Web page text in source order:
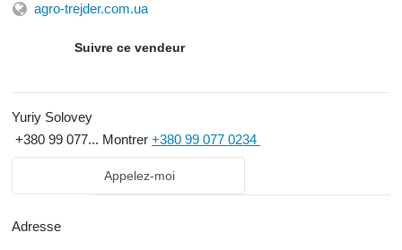
agro-trejder.com.ua
Suivre ce vendeur
Yuriy Solovey
+380 99 077... Montrer +380 99 077 0234
Appelez-moi
Adresse